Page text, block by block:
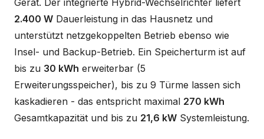
Gerät. Der integrierte Hybrid-Wechselrichter liefert
2.400 W Dauerleistung in das Hausnetz und
unterstützt netzgekoppelten Betrieb ebenso wie
Insel- und Backup-Betrieb. Ein Speicherturm ist auf
bis zu 30 kWh erweiterbar (5
Erweiterungsspeicher), bis zu 9 Türme lassen sich
kaskadieren - das entspricht maximal 270 kWh
Gesamtkapazität und bis zu 21,6 kW Systemleistung.